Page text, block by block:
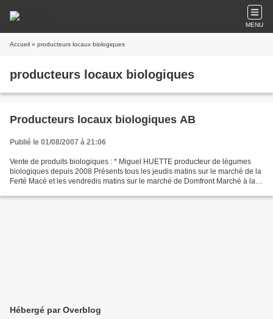
MENU
Accueil » producteurs locaux biologiques
producteurs locaux biologiques
Producteurs locaux biologiques AB
Publié le 01/08/2007 à 21:06
Vente de produits biologiques : * Miguel HUETTE producteur de légumes
biologiques depuis 2008 Présents tous les jeudis matins sur le marché de la
Ferté Macé et les vendredis matins sur le marché de Domfront Marché à la
Hébergé par Overblog